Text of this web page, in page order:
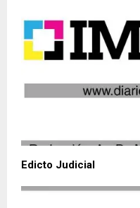
Edicto Judicial